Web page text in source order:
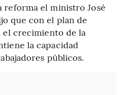
reforma el ministro José
que con el plan de
crecimiento de la
la capacidad
públicos.